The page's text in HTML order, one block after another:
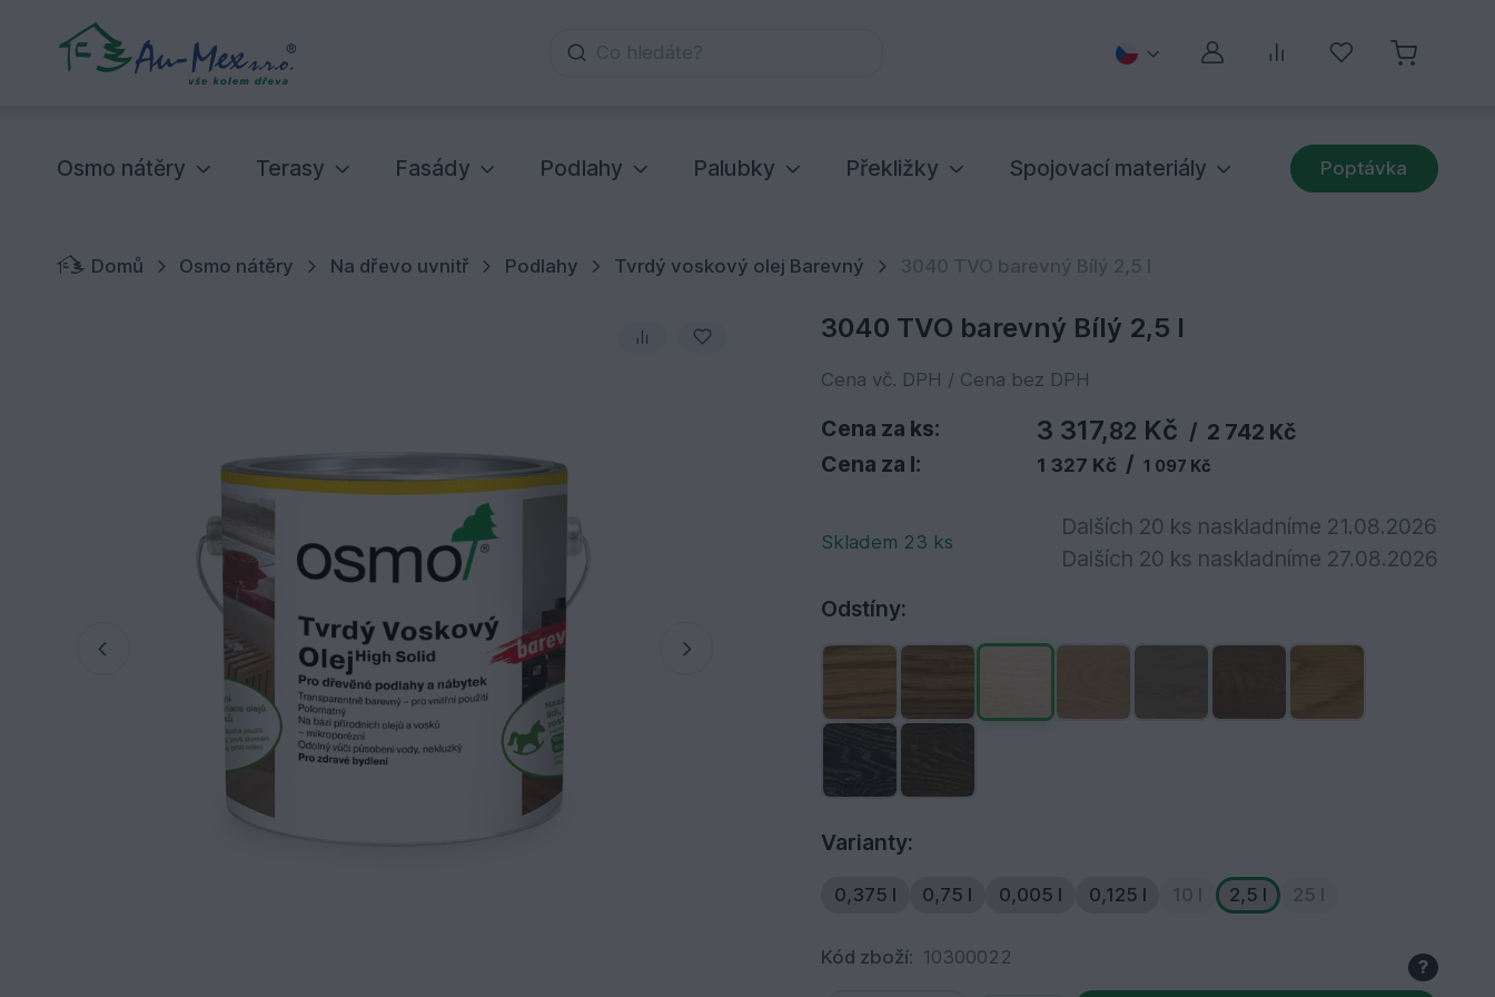
Co hledáte? Můj účetPorovnávání
Oblíbené
Osmo nátěry Terasy Fasády Podlahy Palubky Překližky Spojovací materiály Poptávka
Domů Osmo nátěry Na dřevo uvnitř Podlahy Tvrdý voskový olej Barevný 3040 TVO barevný Bílý 2,5 l
3040 TVO barevný Bílý 2,5 l
Cena vč. DPH / Cena bez DPH
Cena za ks: 3 317,82 Kč / 2 742 Kč
Cena za l:
1 327 Kč / 1 097 Kč
Skladem 23 ks
Dalších 20 ks naskladníme 21.08.2026
Dalších 20 ks naskladníme 27.08.2026
Odstíny:
Varianty:
0,375 l 0,75 l 0,005 l 0,125 l 10 l 2,5 l 25 l
Kód zboží: 10300022 ?